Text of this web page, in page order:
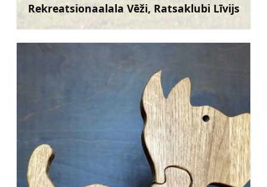
Rekreatsionaalala Vēži, Ratsaklubi Līvijs
Rohkem teavet